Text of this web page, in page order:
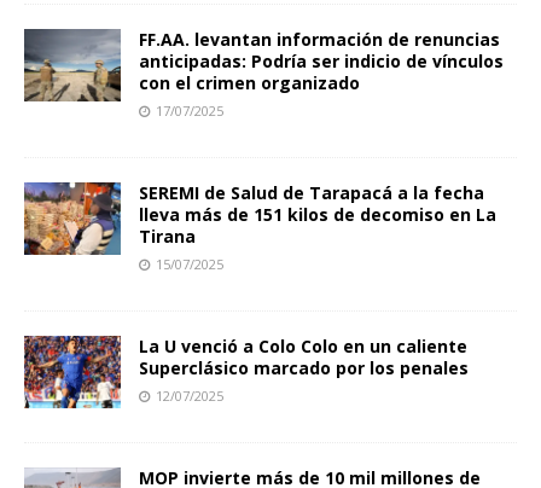
FF.AA. levantan información de renuncias
anticipadas: Podría ser indicio de vínculos
con el crimen organizado
17/07/2025
SEREMI de Salud de Tarapacá a la fecha
lleva más de 151 kilos de decomiso en La
Tirana
15/07/2025
La U venció a Colo Colo en un caliente
Superclásico marcado por los penales
12/07/2025
MOP invierte más de 10 mil millones de